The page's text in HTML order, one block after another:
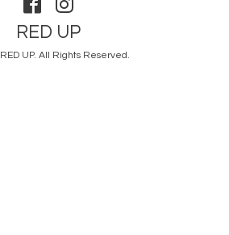
RED UP
RED UP. All Rights Reserved.